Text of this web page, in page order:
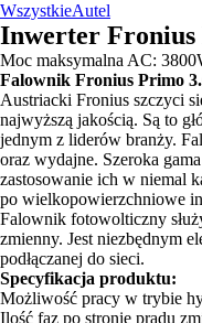
WszystkieAutel
Inwerter Fronius
Moc maksymalna AC:
Falownik Fronius Primo
Austriacki Fronius szczyci
najwyższą jakością. Są to
jednym z liderów branży.
oraz wydajne. Szeroka
zastosowanie ich w niemal
po wielkopowierzchniowe
Falownik fotowolticzny
zmienny. Jest niezbędnym
podłączanej do sieci.
Specyfikacja produktu:
Możliwość pracy w trybie
Ilość faz po stronie prądu